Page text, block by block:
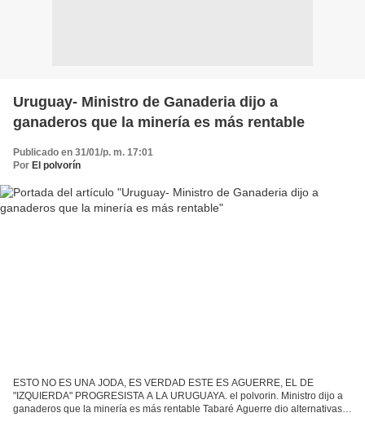
Uruguay- Ministro de Ganaderia dijo a
ganaderos que la minería es más rentable
Publicado en 31/01/p. m. 17:01
Por El polvorín
ESTO NO ES UNA JODA, ES VERDAD ESTE ES AGUERRE, EL DE
"IZQUIERDA" PROGRESISTA A LA URUGUAYA. el polvorin. Ministro dijo a
ganaderos que la minería es más rentable Tabaré Aguerre dio alternativas: